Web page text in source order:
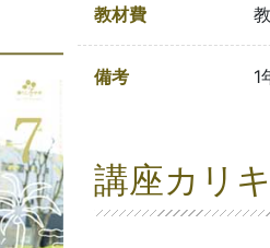
教材費
備考 1
講座カリ